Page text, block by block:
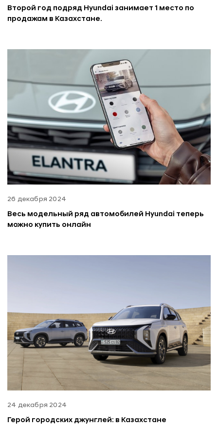
Второй год подряд Hyundai занимает 1 место по
продажам в Казахстане.
26 декабря 2024
Весь модельный ряд автомобилей Hyundai теперь
можно купить онлайн
24 декабря 2024
Герой городских джунглей: в Казахстане